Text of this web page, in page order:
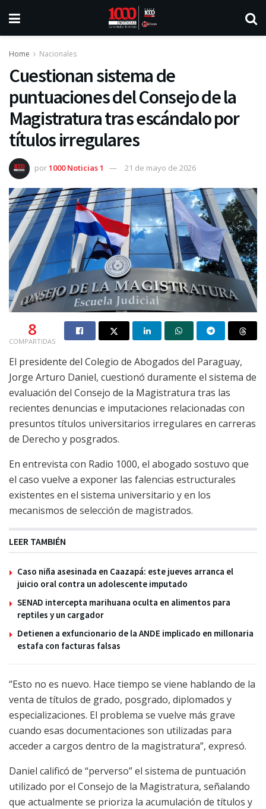
Home Nacionales
Cuestionan sistema de
puntuaciones del Consejo de la
Magistratura tras escándalo por
títulos irregulares
por1000 Noticias 1 21 de mayo de 2026
8
COMPARTIDAS
El presidente del Colegio de Abogados del Paraguay,
Jorge Arturo Daniel, cuestionó duramente el sistema de
evaluación del Consejo de la Magistratura tras las
recientes denuncias e imputaciones relacionadas con
presuntos títulos universitarios irregulares en carreras
de Derecho y posgrados.
En entrevista con Radio 1000, el abogado sostuvo que
el caso vuelve a exponer las falencias estructurales
existentes en el sistema universitario y en los
mecanismos de selección de magistrados.
LEER TAMBIÉN
Caso niña asesinada en Caazapá: este jueves arranca el
juicio oral contra un adolescente imputado
SENAD intercepta marihuana oculta en alimentos para
reptiles y un cargador
Detienen a exfuncionario de la ANDE implicado en millonaria
estafa con facturas falsas
“Esto no es nuevo. Hace tiempo se viene hablando de la
venta de títulos de grado, posgrado, diplomados y
especializaciones. El problema se vuelve más grave
cuando esas documentaciones son utilizadas para
acceder a cargos dentro de la magistratura”, expresó.
Daniel calificó de “perverso” el sistema de puntuación
utilizado por el Consejo de la Magistratura, señalando
que actualmente se prioriza la acumulación de títulos y